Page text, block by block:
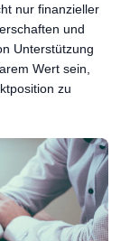
nur finanzieller
und
Unterstützung
Wert sein,
zu